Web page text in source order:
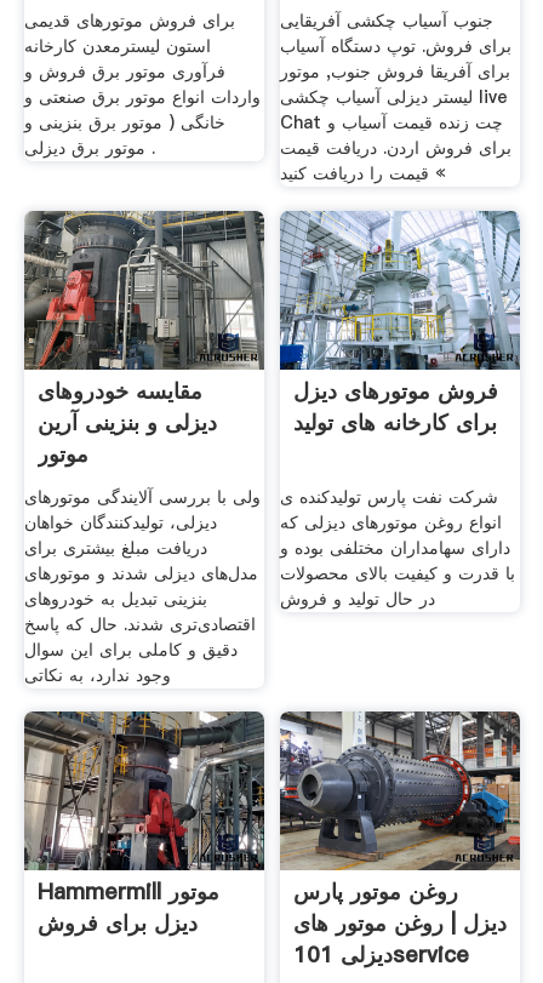
برای فروش موتورهای قدیمی
استون لیسترمعدن کارخانه
فرآوری موتور برق فروش و
واردات انواع موتور برق صنعتی و
خانگی ( موتور برق بنزینی و
موتور برق دیزلی .
جنوب آسیاب چکشی آفریقایی
برای فروش. توپ دستگاه آسیاب
برای آفریقا فروش جنوب, موتور
لیستر دیزلی آسیاب چکشی live
Chat چت زنده قیمت آسیاب و
برای فروش اردن. دریافت قیمت
» قیمت را دریافت کنید
مقایسه خودروهای
دیزلی و بنزینی آرین
موتور
ولی با بررسی آلایندگی موتورهای
دیزلی، تولیدکنندگان خواهان
دریافت مبلغ بیشتری برای
مدل‌های دیزلی شدند و موتورهای
بنزینی تبدیل به خودروهای
اقتصادی‌تری شدند. حال که پاسخ
دقیق و کاملی برای این سوال
وجود ندارد، به نکاتی
فروش موتورهای دیزل
برای کارخانه های تولید
شرکت نفت پارس تولیدکنده ی
انواع روغن موتورهای دیزلی که
دارای سهامداران مختلفی بوده و
با قدرت و کیفیت بالای محصولات
در حال تولید و فروش
Hammermill موتور
دیزل برای فروش
روغن موتور پارس
دیزل | روغن موتور های
دیزلی 101service